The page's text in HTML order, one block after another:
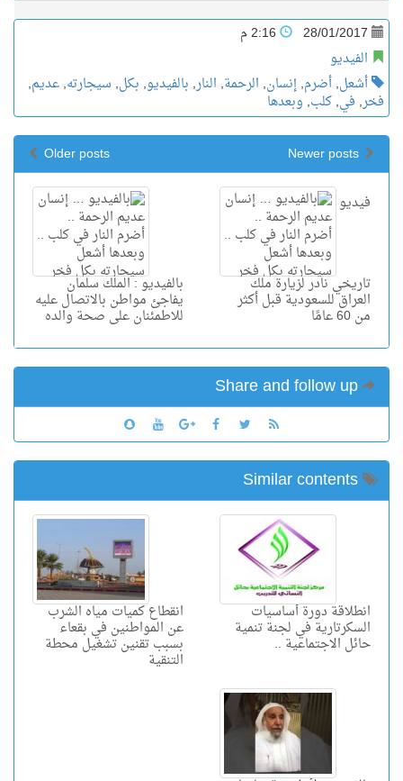
28/01/2017
الفيديو
أشعل,أضرم,إنسان, الرحمة, النار, بالفيديو, بكل, سيجارته,عديم,
فخر, في,كلب, وبعدها
Older posts
بالفيديو : الملك سلمان
يفاجئ مواطن بالاتصال عليه
للاطمئنان على صحة والده
فيديو
تاريخي نادر لزيارة ملك
العراق للسعودية قبل أكثر
من 60 عامًا
انقطاع كميات مياه الشرب
عن المواطنين في بقعاء
بسبب تقنين تشغيل محطة
التنقية
انطلاقة دورة أساسيات
السكرتارية في لجنة تنمية
حائل الاجتماعية ..